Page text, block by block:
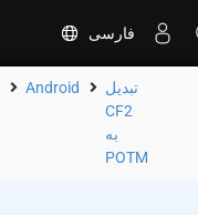
فارسی
Android
تبدیل
CF2
به
POTM